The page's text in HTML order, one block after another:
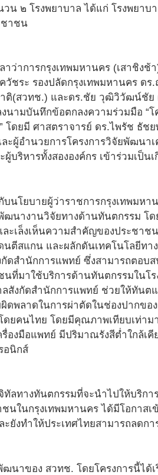
๒ โรงพยาบาล ได้แก่ โรงพยาบ
ชาชน
าการกรุงเทพมหานคร (เสาชิงช้
ชระ รองปลัดกรุงเทพมหานคร ดร
ติ(สวทช.) และดร.ชัย วุฒิวิวัฒน์ชัย
นามบันทึกข้อตกลงความร่วมมือ “โ
โดยมี ศาสตราจารย์ ดร.ไพรัช ธัช
ผู้อำนวยการโครงการวิจัยพัฒนา
ริหารทั้งสององค์กร เข้าร่วมเป็น
นโยบายผู้ว่าราชการกรุงเทพมห
ฒนางานวิจัยทางด้านทันตกรรม โ
ะเล็งเห็นความสำคัญของประชาช
นตีสแกน และผลักดันเทคโนโลยีท
ดสำนักการแพทย์ ซึ่งสามารถตอบ
ที่มาใช้บริการด้านทันตกรรมในโ
สังกัดสำนักการแพทย์ ช่วยให้ทันต
พลาดในการผ่าตัดในช่องปากขอ
ยคนไทย โดยมีคุณภาพเทียบเท่าม
งมือแพทย์ มีปริมาณรังสีต่ำใกล้เคี
อนิกส์
ลทางทันตกรรมที่จะนำไปให้บริกา
ในกรุงเทพมหานคร ได้มีโอกาสเ
งทำให้ประเทศไทยสามารถลดกา
นาของ สวทช. โดยโครงการนี้ได้